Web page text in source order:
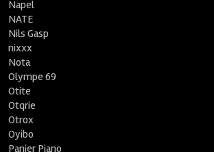
Napel
NATE
Nils Gasp
nixxx
Nota
Olympe 69
Otite
Otqrie
Otrox
Oyibo
Panier Piano